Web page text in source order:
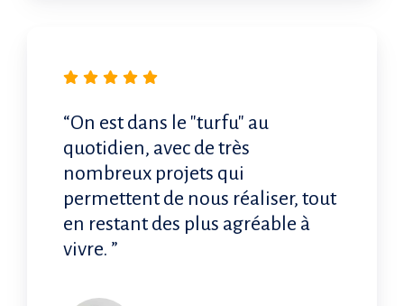
“On est dans le "turfu" au
quotidien, avec de très
nombreux projets qui
permettent de nous réaliser, tout
en restant des plus agréable à
vivre. ”